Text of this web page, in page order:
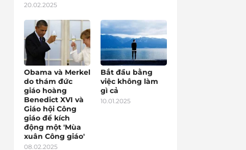
20.02.2025
Obama và Merkel
do thám đức
giáo hoàng
Benedict XVI và
Giáo hội Công
giáo để kích
động một 'Mùa
xuân Công giáo'
08.02.2025
Bắt đầu bằng
việc không làm
gì cả
10.01.2025